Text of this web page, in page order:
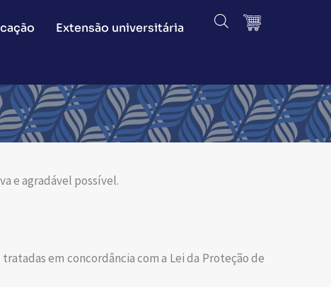
Extensão universitária
e agradável possível.
em concordância com a Lei da Proteção de